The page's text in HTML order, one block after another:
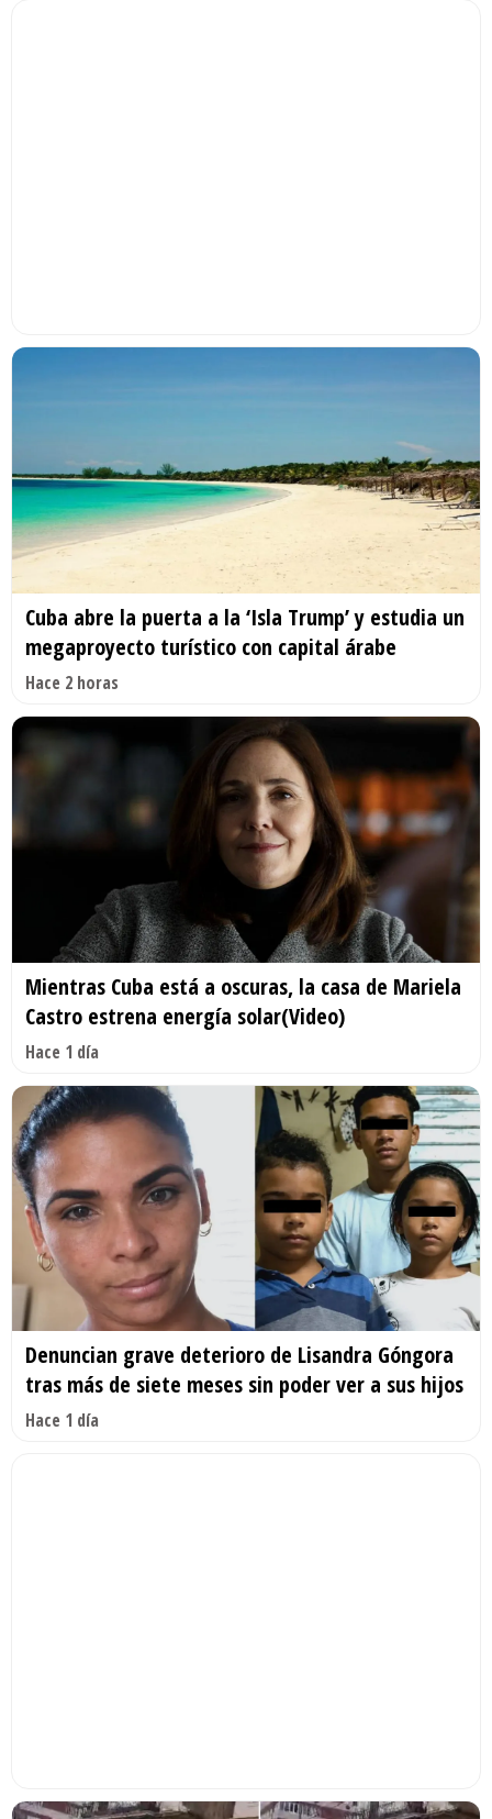
Cuba abre la puerta a la ‘Isla Trump’ y estudia un
megaproyecto turístico con capital árabe
Hace 2 horas
Mientras Cuba está a oscuras, la casa de Mariela
Castro estrena energía solar(Video)
Hace 1 día
Denuncian grave deterioro de Lisandra Góngora
tras más de siete meses sin poder ver a sus hijos
Hace 1 día